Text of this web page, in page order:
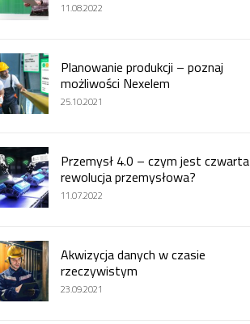
11.08.2022
Planowanie produkcji – poznaj
możliwości Nexelem
25.10.2021
Przemysł 4.0 – czym jest czwarta
rewolucja przemysłowa?
11.07.2022
Akwizycja danych w czasie
rzeczywistym
23.09.2021